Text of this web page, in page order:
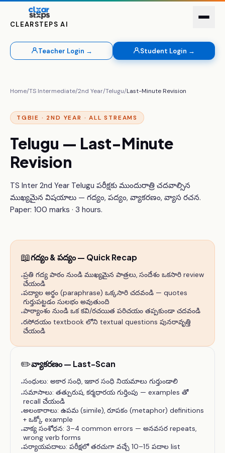
CLEARSTEPS AI
Teacher Login → Student Login →
Home/TS Intermediate/2nd Year/Telugu/Last-Minute Revision
TGBIE · 2ND YEAR · ALL STREAMS
Telugu — Last-Minute
Revision
TS Inter 2nd Year Telugu పరీక్షకు ముందురాత్రి చదవాల్సిన
ముఖ్యమైన విషయాలు — గద్యం, పద్యం, వ్యాకరణం, వ్యాస రచన.
Paper: 100 marks · 3 hours.
📖గద్యం & పద్యం — Quick Recap
•ప్రతి గద్య పాఠం నుండి ముఖ్యమైన పాత్రలు, సందేశం ఒకసారి review
చేయండి
•పద్యాల అర్థం (paraphrase) ఒక్కసారి చదవండి — quotes
గుర్తుపట్టడం సులభం అవుతుంది
•పాఠ్యాంశం నుండి ఒక కవి/రచయిత పరిచయం తప్పకుండా చదవండి
•రసోదయం textbook లోని textual questions పునరావృత్తి
చేయండి
✏️వ్యాకరణం — Last-Scan
•సంధులు: అకార సంధి, ఇకార సంధి నియమాలు గుర్తుండాలి
•సమాసాలు: తత్పురుష, కర్మధారయ గుర్తింపు — examples తో
recall చేయండి
•అలంకారాలు: ఉపమ (simile), రూపకం (metaphor) definitions
+ ఒక్కో example
•వాక్య సంశోధన: 3–4 common errors — అనవసర repeats,
wrong verb forms
•పర్యాయపదాలు: పరీక్షలో తరచుగా వచ్చే 10–15 పదాల list